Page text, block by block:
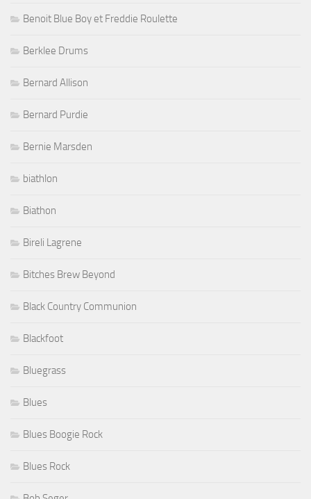
Benoit Blue Boy et Freddie Roulette
Berklee Drums
Bernard Allison
Bernard Purdie
Bernie Marsden
biathlon
Biathon
Bireli Lagrene
Bitches Brew Beyond
Black Country Communion
Blackfoot
Bluegrass
Blues
Blues Boogie Rock
Blues Rock